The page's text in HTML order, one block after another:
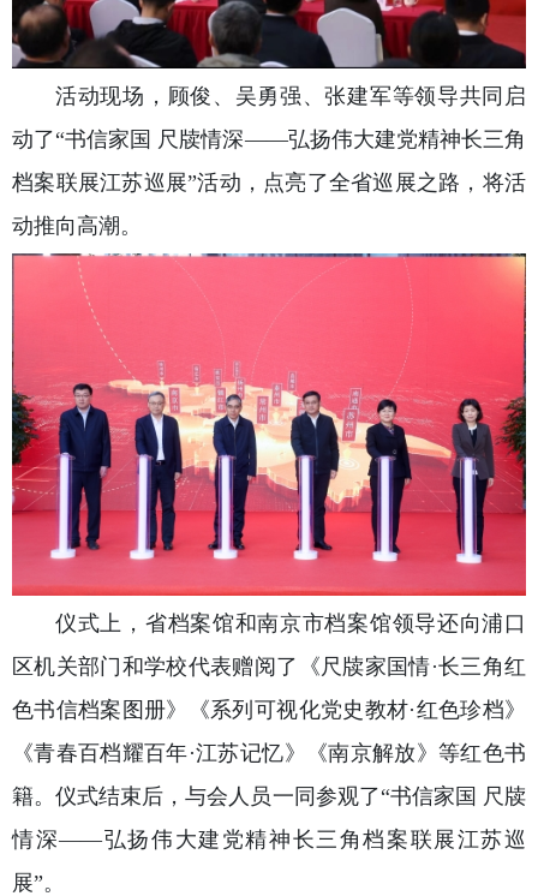
活动现场，顾俊、吴勇强、张建军等领导共同启
动了“书信家国 尺牍情深——弘扬伟大建党精神长三角
档案联展江苏巡展”活动，点亮了全省巡展之路，将活
动推向高潮。
仪式上，省档案馆和南京市档案馆领导还向浦口
区机关部门和学校代表赠阅了《尺牍家国情·长三角红
色书信档案图册》《系列可视化党史教材·红色珍档》
《青春百档耀百年·江苏记忆》《南京解放》等红色书
籍。仪式结束后，与会人员一同参观了“书信家国 尺牍
情深——弘扬伟大建党精神长三角档案联展江苏巡
展”。